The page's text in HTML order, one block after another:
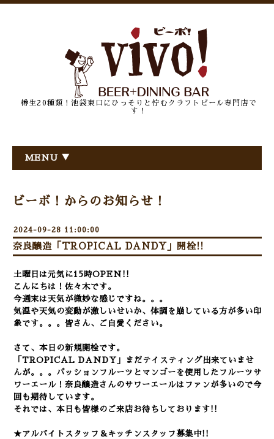
樽生20種類！池袋東口にひっそりと佇むクラフトビール専門店で
す！
MENU ▼
ビーボ！からのお知らせ！
2024-09-28 11:00:00
奈良醸造「TROPICAL DANDY」開栓!!
土曜日は元気に15 時OPEN!!
こんにちは！佐々木です。
今週末は天気が微妙な感じですね。。。
気温や天気の変動が激しいせいか、体調を崩している方が多い印
象です。。。皆さん、ご自愛ください。
さて、本日の新規開栓です。
「TROPICAL DANDY」まだテイスティング出来ていませ
んが。。。パッションフルーツとマンゴーを使用したフルーツサ
ワーエール！奈良醸造さんのサワーエールはファンが多いので今
回も期待しています。
それでは、本日も皆様のご来店お待ちしております!!
★アルバイトスタッフ＆キッチンスタッフ募集中!!